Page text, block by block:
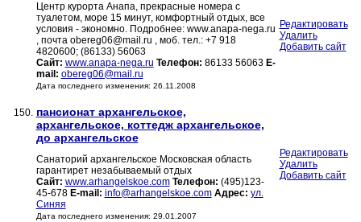
Центр курорта Анапа, прекрасные номера с
туалетом, море 15 минут, комфортный отдых, все
условия - экономно. Подробнее: www.anapa-nega.ru
, почта obereg06@mail.ru , моб. тел.: +7 918
4820600; (86133) 56063
Сайт: www.anapa-nega.ru Телефон: 86133 56063 E-
mail: obereg06@mail.ru
Дата последнего изменения: 26.11.2008
Редактировать
Удалить
Добавить сайт
150. пансионат архангельское,
архангельское, коттедж архангельское,
до архангельское
Санаторий архангельское Московская область
гарантирет незабываемый отдых
Сайт: www.arhangelskoe.com Телефон: (495)123-
45-678 E-mail: info@arhangelskoe.com Адрес: ул.
Синяя
Дата последнего изменения: 29.01.2007
Редактировать
Удалить
Добавить сайт